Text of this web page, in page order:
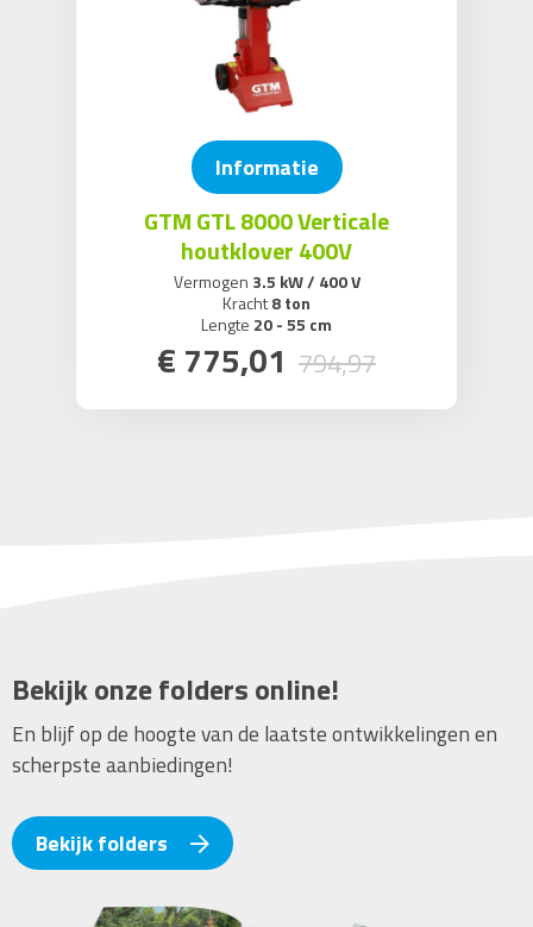
Informatie
GTM GTL 8000 Verticale
houtklover 400V
Vermogen 3.5 kW / 400 V
Kracht8 ton
Lengte 20 - 55 cm
€ 775,01 794,97
Bekijk onze folders online!
En blijf op de hoogte van de laatste ontwikkelingen en
scherpste aanbiedingen!
Bekijk folders